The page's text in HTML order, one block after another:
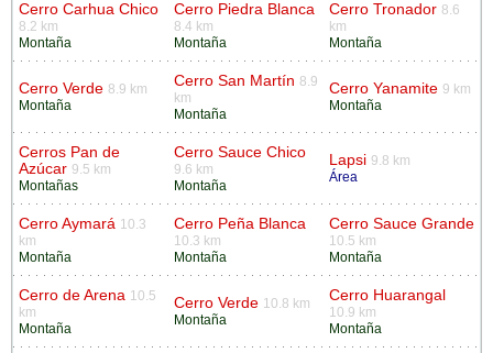
Cerro Carhua Chico
8.2 km
Montaña
Cerro Piedra Blanca
8.4 km
Montaña
Cerro Tronador 8.6
km
Montaña
Cerro Verde 8.9 km
Montaña
Cerro San Martín 8.9
km
Montaña
Cerro Yanamite 9 km
Montaña
Cerros Pan de
Azúcar 9.5 km
Montañas
Cerro Sauce Chico
9.6 km
Montaña
Lapsi 9.8 km
Área
Cerro Aymará 10.3
km
Montaña
Cerro Peña Blanca
10.3 km
Montaña
Cerro Sauce Grande
10.5 km
Montaña
Cerro de Arena 10.5
km
Montaña
Cerro Verde 10.8 km
Montaña
Cerro Huarangal
10.9 km
Montaña